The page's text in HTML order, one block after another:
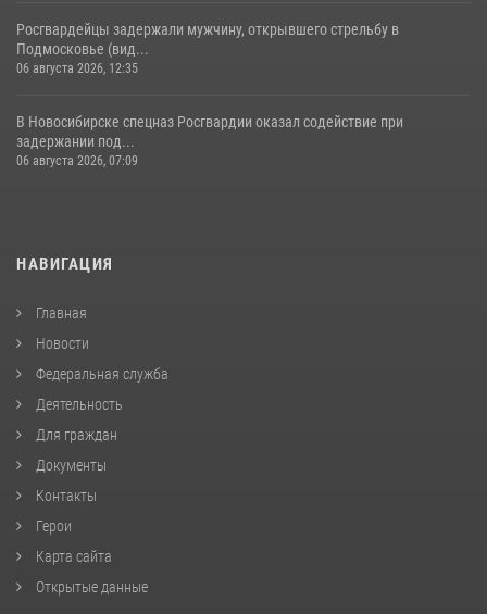
Росгвардейцы задержали мужчину, открывшего стрельбу в
Подмосковье (вид...
06 августа 2026, 12:35
В Новосибирске спецназ Росгвардии оказал содействие при
задержании под...
06 августа 2026, 07:09
НАВИГАЦИЯ
Главная
Новости
Федеральная служба
Деятельность
Для граждан
Документы
Контакты
Герои
Карта сайта
Открытые данные